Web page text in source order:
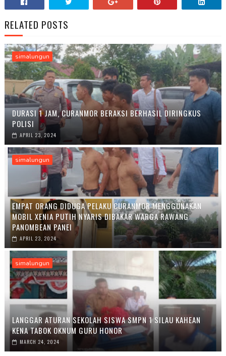
RELATED POSTS
simalungun
DURASI 1 JAM, CURANMOR BERAKSI BERHASIL DIRINGKUS
POLISI
APRIL 23, 2024
simalungun
EMPAT ORANG DIDUGA PELAKU CURANMOR MENGGUNAKAN
MOBIL XENIA PUTIH NYARIS DIBAKAR WARGA RAWANG
PANOMBEAN PANEI
APRIL 23, 2024
simalungun
LANGGAR ATURAN SEKOLAH SISWA SMPN 1 SILAU KAHEAN
KENA TABOK OKNUM GURU HONOR
MARCH 24, 2024